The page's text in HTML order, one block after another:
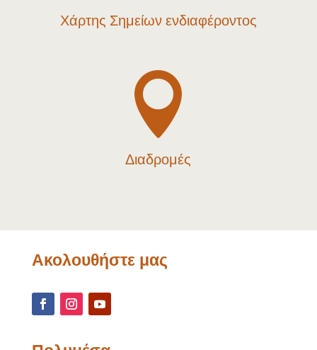
Χάρτης Σημείων ενδιαφέροντος

Διαδρομές
Ακολουθήστε μας